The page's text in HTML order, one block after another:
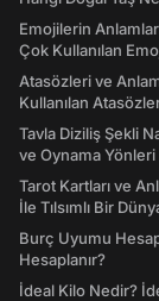
Emojilerin
Çok Kullanılan
Atasözleri ve
Kullanılan
Tavla Diziliş Şekli
ve Oynama Yönleri
Tarot Kartları ve
İle Tılsımlı Bir
Burç Uyumu
Hesaplanır?
İdeal Kilo Nedir?